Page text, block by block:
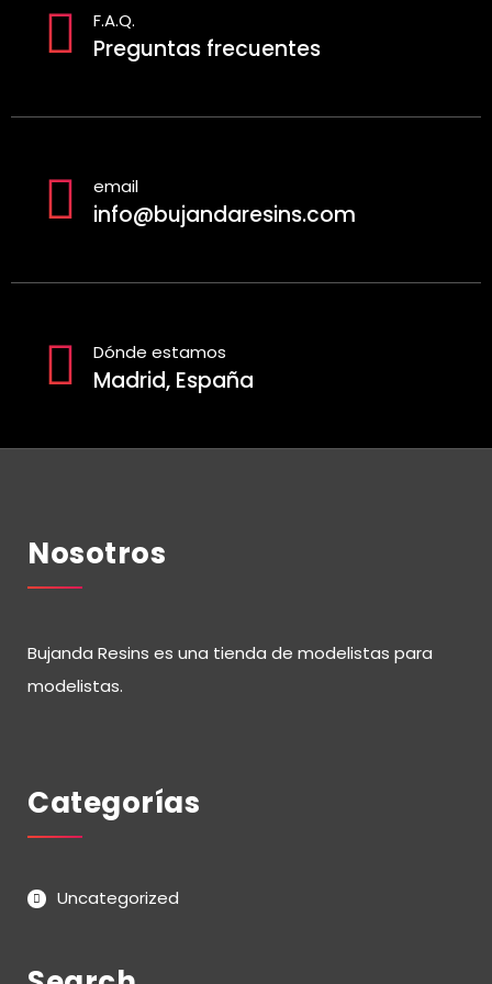
F.A.Q.
Preguntas frecuentes
email
info@bujandaresins.com
Dónde estamos
Madrid, España
Nosotros
Bujanda Resins es una tienda de modelistas para
modelistas.
Categorías
Uncategorized